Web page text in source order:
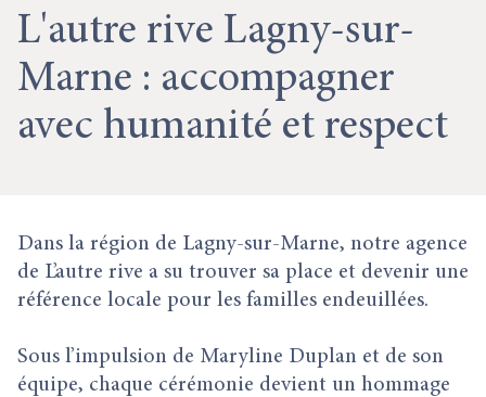
L'autre rive Lagny-sur-
Marne : accompagner
avec humanité et respect
Dans la région de Lagny-sur-Marne, notre agence
de L’autre rive a su trouver sa place et devenir une
référence locale pour les familles endeuillées.
Sous l’impulsion de Maryline Duplan et de son
équipe, chaque cérémonie devient un hommage